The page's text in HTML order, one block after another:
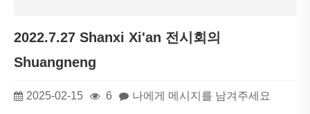
2022.7.27 Shanxi Xi'an 전시회의
Shuangneng
2025-02-15 6 나에게 메시지를 남겨주세요